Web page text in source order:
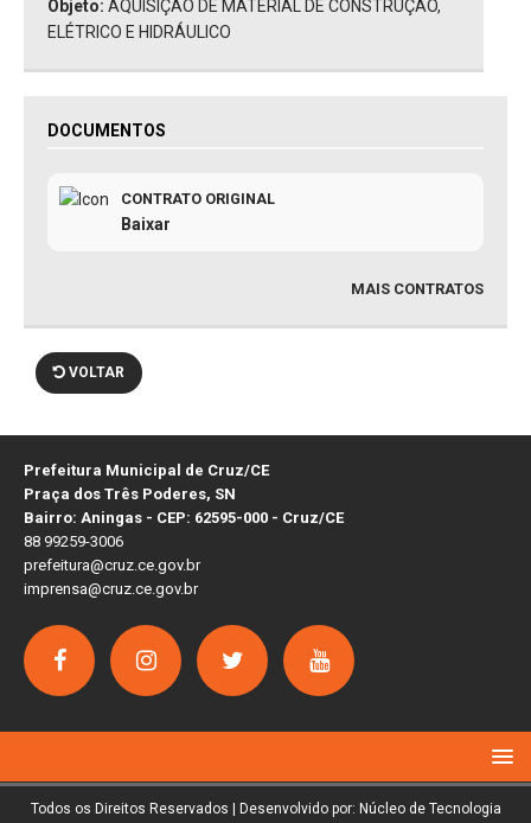
Objeto: AQUISIÇÃO DE MATERIAL DE CONSTRUÇÃO,
ELÉTRICO E HIDRÁULICO
DOCUMENTOS
CONTRATO ORIGINAL
Baixar
MAIS CONTRATOS
VOLTAR
Prefeitura Municipal de Cruz/CE
Praça dos Três Poderes, SN
Bairro: Aningas - CEP: 62595-000 - Cruz/CE
88 99259-3006
prefeitura@cruz.ce.gov.br
imprensa@cruz.ce.gov.br
Todos os Direitos Reservados | Desenvolvido por: Núcleo de Tecnologia